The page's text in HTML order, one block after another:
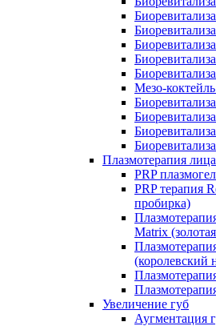
Мезо-
Плазмотерапия лица
PRP
PRP терапия
пробирка)
Matrix
(королевский
Увеличение губ
Аугментация